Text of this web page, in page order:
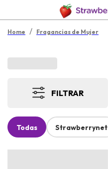
Home / Fragancias de Mujer
FILTRAR
Todas Strawberrynet